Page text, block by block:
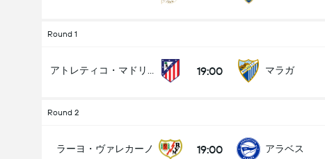
Round 1
19:00 マラガ
Round 2
ラーヨ・ヴァレカーノ 19:00 アラベス